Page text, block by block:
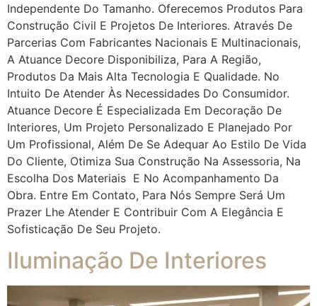
Independente Do Tamanho. Oferecemos Produtos Para
Construção Civil E Projetos De Interiores. Através De
Parcerias Com Fabricantes Nacionais E Multinacionais,
A Atuance Decore Disponibiliza, Para A Região,
Produtos Da Mais Alta Tecnologia E Qualidade. No
Intuito De Atender Às Necessidades Do Consumidor.
Atuance Decore É Especializada Em Decoração De
Interiores, Um Projeto Personalizado E Planejado Por
Um Profissional, Além De Se Adequar Ao Estilo De Vida
Do Cliente, Otimiza Sua Construção Na Assessoria, Na
Escolha Dos Materiais E No Acompanhamento Da
Obra. Entre Em Contato, Para Nós Sempre Será Um
Prazer Lhe Atender E Contribuir Com A Elegância E
Sofisticação De Seu Projeto.
Iluminação De Interiores